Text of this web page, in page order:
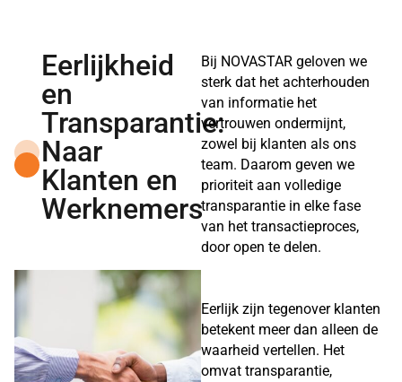
Eerlijkheid
en
Transparantie:
Naar
Klanten en
Werknemers
Bij NOVASTAR geloven we
sterk dat het achterhouden
van informatie het
vertrouwen ondermijnt,
zowel bij klanten als ons
team. Daarom geven we
prioriteit aan volledige
transparantie in elke fase
van het transactieproces,
door open te delen.
Eerlijk zijn tegenover klanten
betekent meer dan alleen de
waarheid vertellen. Het
omvat transparantie,